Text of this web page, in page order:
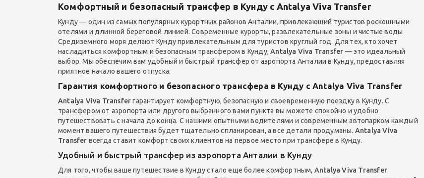
Комфортный и безопасный трансфер в Кунду с Antalya Viva Transfer
Кунду — один из самых популярных курортных районов Анталии, привлекающий туристов роскошными
отелями и длинной береговой линией. Современные курорты, развлекательные зоны и чистые воды
Средиземного моря делают Кунду привлекательным для туристов круглый год. Для тех, кто хочет
насладиться комфортным и безопасным трансфером в Кунду,Antalya Viva Transfer — это идеальный
выбор. Мы обеспечим вам удобный и быстрый трансфер от аэропорта Анталии в Кунду, предоставляя
приятное начало вашего отпуска.
Гарантия комфортного и безопасного трансфера в Кунду с Antalya Viva Transfer
Antalya Viva Transferгарантирует комфортную, безопасную и своевременную поездку в Кунду. С
трансфером от аэропорта или другого выбранного вами пункта вы можете спокойно и удобно
путешествовать с начала до конца. С нашими опытными водителями и современным автопарком каждый
момент вашего путешествия будет тщательно спланирован, а все детали продуманы. Antalya Viva
Transfer всегда ставит комфорт своих клиентов на первое место при трансфере в Кунду.
Удобный и быстрый трансфер из аэропорта Анталии в Кунду
Для того, чтобы ваше путешествие в Кунду стало еще более комфортным, Antalya Viva Transfer